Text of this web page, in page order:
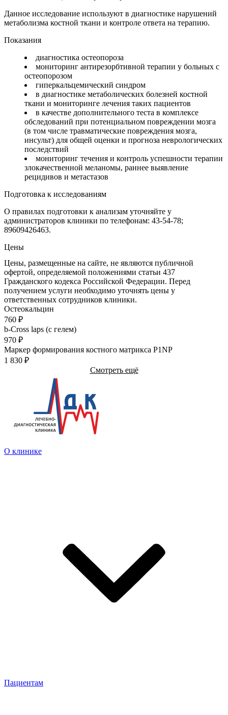
Данное исследование используют в диагностике нарушений
метаболизма костной ткани и контроле ответа на терапию.
Показания
диагностика остеопороза
мониторинг антирезорбтивной терапии у больных с
остеопорозом
гиперкальцемический синдром
в диагностике метаболических болезней костной
ткани и мониторинге лечения таких пациентов
в качестве дополнительного теста в комплексе
обследований при потенциальном повреждении мозга
(в том числе травматические повреждения мозга,
инсульт) для общей оценки и прогноза неврологических
последствий
мониторинг течения и контроль успешности терапии
злокачественной меланомы, раннее выявление
рецидивов и метастазов
Подготовка к исследованиям
О правилах подготовки к анализам уточняйте у
администраторов клиники по телефонам: 43-54-78;
89609426463.
Цены
Цены, размещенные на сайте, не являются публичной
офертой, определяемой положениями статьи 437
Гражданского кодекса Российской Федерации. Перед
получением услуги необходимо уточнять цены у
ответственных сотрудников клиники.
Остеокальцин
760 ₽
b-Cross laps (с гелем)
970 ₽
Маркер формирования костного матрикса P1NP
1 830 ₽
Смотреть ещё
О клинике
Пациентам